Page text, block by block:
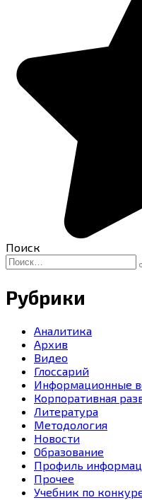
Поиск
Search
for:
Рубрики
Аналитика
Архив
Видео
Глоссарий
Информационные
Корпоративная
Литература
Методология
Новости
Образование
Профиль
Прочее
Учебник по